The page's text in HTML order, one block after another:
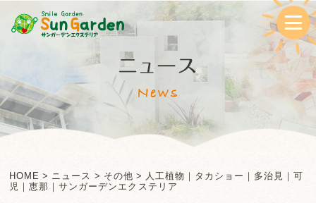
ニュース
News
HOME > ニュース > その他 > 人工植物｜タカショー｜多治見｜可
児｜恵那｜サンガーデンエクステリア